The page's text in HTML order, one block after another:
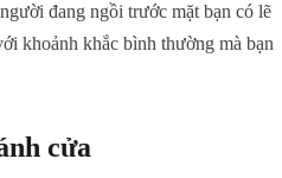
đang ngồi trước mặt bạn có lẽ
khoảnh khắc bình thường mà bạn
cửa